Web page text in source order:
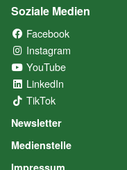
Soziale Medien
Facebook
Instagram
YouTube
LinkedIn
TikTok
Newsletter
Medienstelle
Impressum